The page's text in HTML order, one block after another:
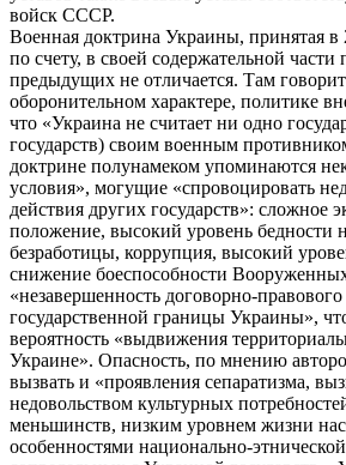
войск СССР.
Военная доктрина Украины, принятая в
по счету, в своей содержательной
предыдущих не отличается. Там
оборонительном характере, политике
что «Украина не считает ни одно
государств) своим военным
доктрине полунамеком упоминаются
условия», могущие «спровоцировать
действия других государств»: сложное
положение, высокий уровень бедности
безработицы, коррупция, высокий
снижение боеспособности
«незавершенность договорно-
государственной границы Украины»,
вероятность «выдвижения
Украине». Опасность, по мнению
вызвать и «проявления сепаратизма,
недовольством культурных
меньшинств, низким уровнем жизни
особенностями национально-